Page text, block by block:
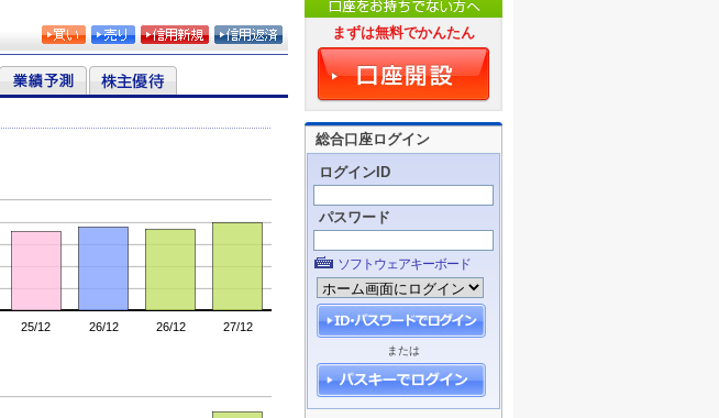
まずは無料でかんたん
総合口座ログイン
ログインID
パスワード
ソフトウェアキーボード
または